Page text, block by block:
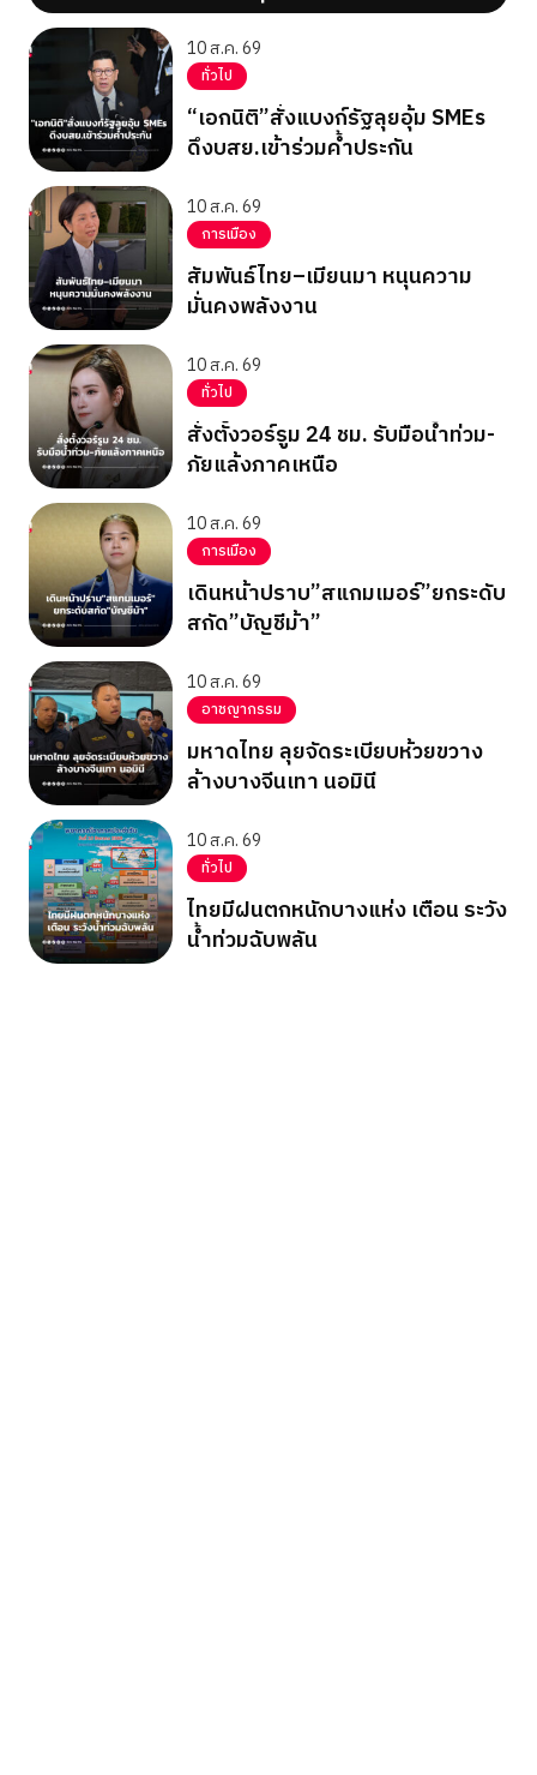
10 ส.ค. 69
ทั่วไป
“เอกนิติ”สั่งแบงก์รัฐลุยอุ้ม SMEs
ดึงบสย.เข้าร่วมค้ำประกัน
10 ส.ค. 69
การเมือง
สัมพันธ์ไทย–เมียนมา หนุนความ
มั่นคงพลังงาน
10 ส.ค. 69
ทั่วไป
สั่งตั้งวอร์รูม 24 ชม. รับมือน้ำท่วม-
ภัยแล้งภาคเหนือ
10 ส.ค. 69
การเมือง
เดินหน้าปราบ”สแกมเมอร์”ยกระดับ
สกัด”บัญชีม้า”
10 ส.ค. 69
อาชญากรรม
มหาดไทย ลุยจัดระเบียบห้วยขวาง
ล้างบางจีนเทา นอมินี
10 ส.ค. 69
ทั่วไป
ไทยมีฝนตกหนักบางแห่ง เตือน ระวัง
น้ำท่วมฉับพลัน